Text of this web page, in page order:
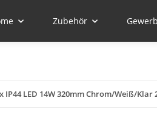
Zubehör
LED 14W 320mm Chrom/Weiß/Klar